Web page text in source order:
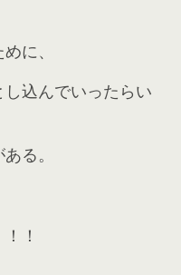
に、
込んでいったらい
る。
！